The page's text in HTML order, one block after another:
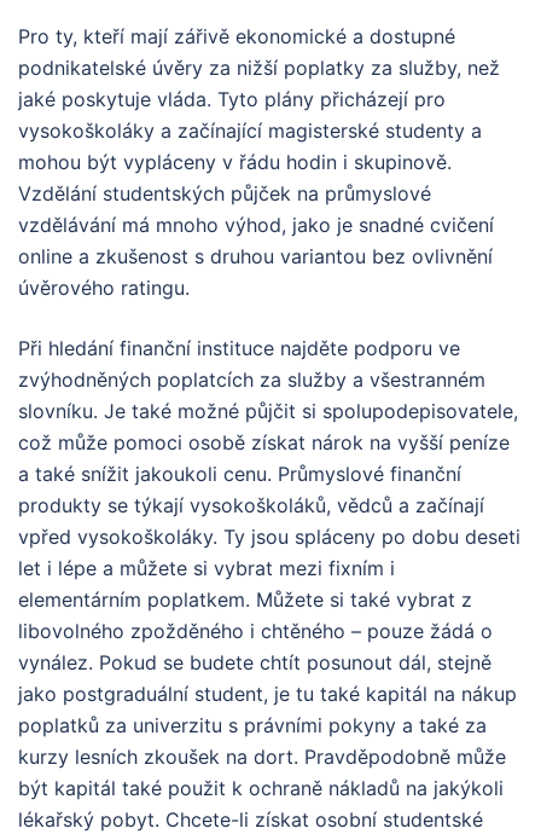
Pro ty, kteří mají zářivě ekonomické a dostupné
podnikatelské úvěry za nižší poplatky za služby, než
jaké poskytuje vláda. Tyto plány přicházejí pro
vysokoškoláky a začínající magisterské studenty a
mohou být vypláceny v řádu hodin i skupinově.
Vzdělání studentských půjček na průmyslové
vzdělávání má mnoho výhod, jako je snadné cvičení
online a zkušenost s druhou variantou bez ovlivnění
úvěrového ratingu.
Při hledání finanční instituce najděte podporu ve
zvýhodněných poplatcích za služby a všestranném
slovníku. Je také možné půjčit si spolupodepisovatele,
což může pomoci osobě získat nárok na vyšší peníze
a také snížit jakoukoli cenu. Průmyslové finanční
produkty se týkají vysokoškoláků, vědců a začínají
vpřed vysokoškoláky. Ty jsou spláceny po dobu deseti
let i lépe a můžete si vybrat mezi fixním i
elementárním poplatkem. Můžete si také vybrat z
libovolného zpožděného i chtěného – pouze žádá o
vynález. Pokud se budete chtít posunout dál, stejně
jako postgraduální student, je tu také kapitál na nákup
poplatků za univerzitu s právními pokyny a také za
kurzy lesních zkoušek na dort. Pravděpodobně může
být kapitál také použit k ochraně nákladů na jakýkoli
lékařský pobyt. Chcete-li získat osobní studentské